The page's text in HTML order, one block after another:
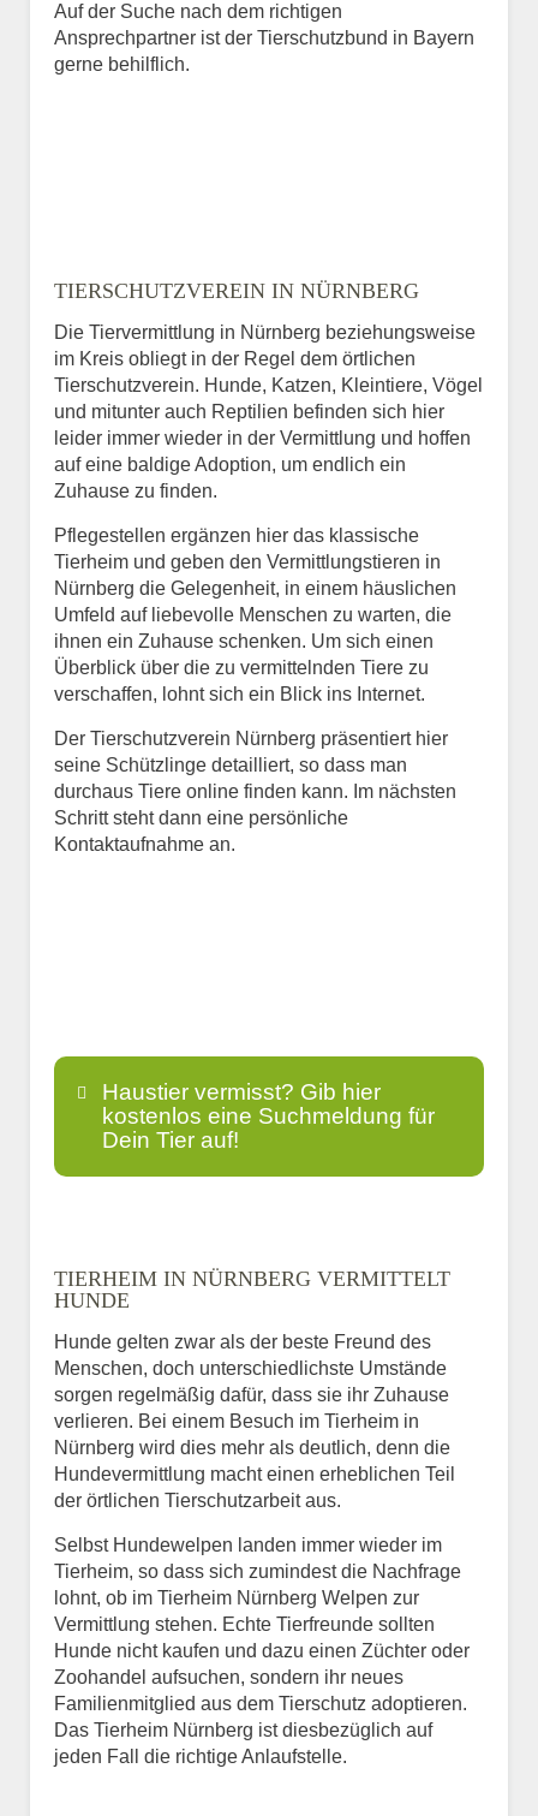
Auf der Suche nach dem richtigen
Ansprechpartner ist der Tierschutzbund in Bayern
gerne behilflich.
TIERSCHUTZVEREIN IN NÜRNBERG
Die Tiervermittlung in Nürnberg beziehungsweise
im Kreis obliegt in der Regel dem örtlichen
Tierschutzverein. Hunde, Katzen, Kleintiere, Vögel
und mitunter auch Reptilien befinden sich hier
leider immer wieder in der Vermittlung und hoffen
auf eine baldige Adoption, um endlich ein
Zuhause zu finden.
Pflegestellen ergänzen hier das klassische
Tierheim und geben den Vermittlungstieren in
Nürnberg die Gelegenheit, in einem häuslichen
Umfeld auf liebevolle Menschen zu warten, die
ihnen ein Zuhause schenken. Um sich einen
Überblick über die zu vermittelnden Tiere zu
verschaffen, lohnt sich ein Blick ins Internet.
Der Tierschutzverein Nürnberg präsentiert hier
seine Schützlinge detailliert, so dass man
durchaus Tiere online finden kann. Im nächsten
Schritt steht dann eine persönliche
Kontaktaufnahme an.
Haustier vermisst? Gib hier
kostenlos eine Suchmeldung für
Dein Tier auf!
E-Mail*
Informationen über das
Tier.
Art des Tiers*
TIERHEIM IN NÜRNBERG VERMITTELT
HUNDE
Hunde gelten zwar als der beste Freund des
Menschen, doch unterschiedlichste Umstände
sorgen regelmäßig dafür, dass sie ihr Zuhause
verlieren. Bei einem Besuch im Tierheim in
Nürnberg wird dies mehr als deutlich, denn die
Hundevermittlung macht einen erheblichen Teil
der örtlichen Tierschutzarbeit aus.
Selbst Hundewelpen landen immer wieder im
Tierheim, so dass sich zumindest die Nachfrage
lohnt, ob im Tierheim Nürnberg Welpen zur
Vermittlung stehen. Echte Tierfreunde sollten
Hunde nicht kaufen und dazu einen Züchter oder
Zoohandel aufsuchen, sondern ihr neues
Familienmitglied aus dem Tierschutz adoptieren.
Das Tierheim Nürnberg ist diesbezüglich auf
jeden Fall die richtige Anlaufstelle.